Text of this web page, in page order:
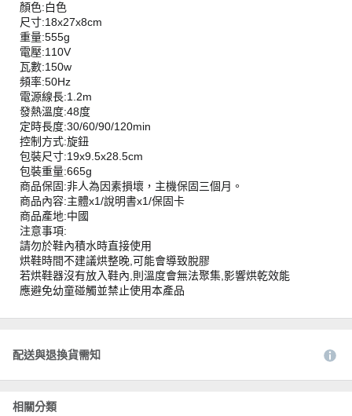
顏色:白色
尺寸:18x27x8cm
重量:555g
電壓:110V
瓦數:150w
頻率:50Hz
電源線長:1.2m
發熱溫度:48度
定時長度:30/60/90/120min
控制方式:旋鈕
包裝尺寸:19x9.5x28.5cm
包裝重量:665g
商品保固:非人為因素損壞，主機保固三個月。
商品內容:主體x1/說明書x1/保固卡
商品產地:中國
注意事項:
請勿於鞋內積水時直接使用
烘鞋時間不建議烘整晚,可能會導致脫膠
若烘鞋器沒有放入鞋內,則溫度會無法聚集,影響烘乾效能
應避免幼童碰觸並禁止使用本產品
配送與退換貨需知
相關分類